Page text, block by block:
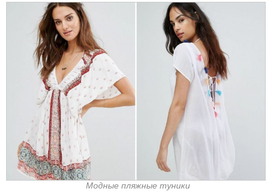
Модные пляжные туники